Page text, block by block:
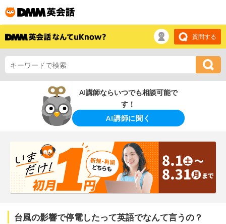
質問する
AI講師ならいつでも相談可能で
す！
AI講師に聞く
台風の影響で停電したって英語でなんて言うの？